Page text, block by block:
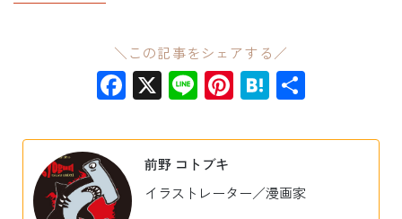
＼この記事をシェアする／
Facebook
X LinePinterest
Hatena
前野 コトブキ
イラストレーター／漫画家